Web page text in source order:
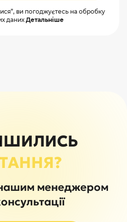
ви погоджуєтесь на обробку
даних Детальніше
нашим менеджером